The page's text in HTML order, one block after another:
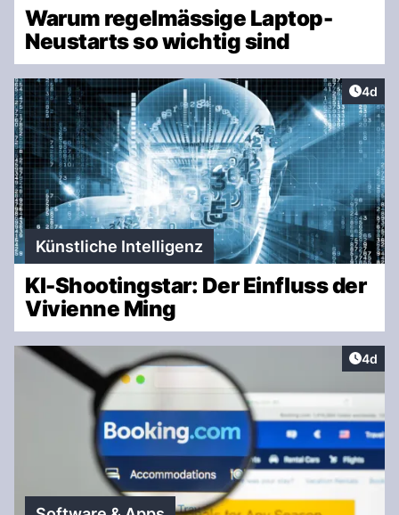
Warum regelmässige Laptop-
Neustarts so wichtig sind
4d
Künstliche Intelligenz
KI-Shootingstar: Der Einfluss der
Vivienne Ming
4d